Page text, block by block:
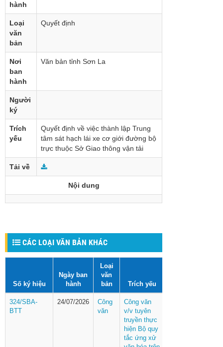
hành
Loại
văn
bản
Quyết định
Nơi
ban
hành
Văn bản tỉnh Sơn La
Người
ký
Trích
yếu
Quyết định về việc thành lập Trung
tâm sát hạch lái xe cơ giới đường bộ
trực thuộc Sở Giao thông vận tải
Tải về
Nội dung
CÁC LOẠI VĂN BẢN KHÁC
Số ký hiệu
Ngày ban
hành
Loại
văn
bản
Trích yếu
324/SBA-
BTT
24/07/2026
Công
văn
Công văn
v/v tuyên
truyền thực
hiện Bộ quy
tắc ứng xử